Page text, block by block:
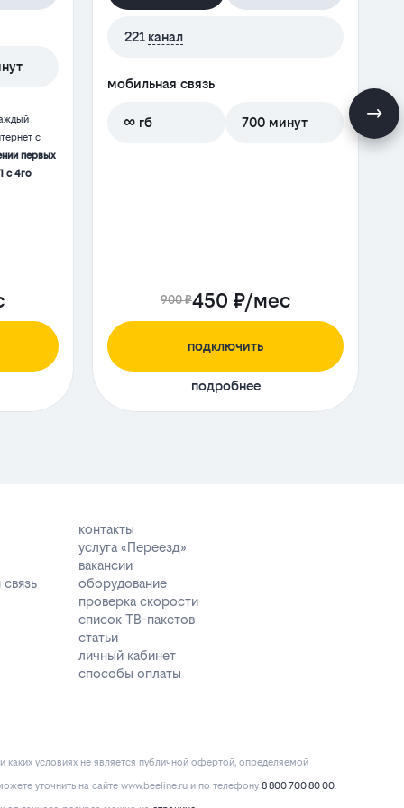
с
первых
с 4го
221 канал
мобильная связь
∞ гб 700 минут
900 ₽450 ₽/мес
подключить
подробнее
контакты
услуга «Переезд»
вакансии
оборудование
проверка скорости
список ТВ-пакетов
статьи
личный кабинет
способы оплаты
условиях не является публичной офертой, определяемой
уточнить на сайте www.beeline.ru и по телефону 8 800 700 80 00.